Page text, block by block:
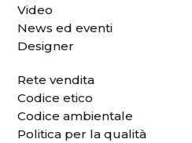
Video
News ed eventi
Designer
Rete vendita
Codice etico
Codice ambientale
Politica per la qualità